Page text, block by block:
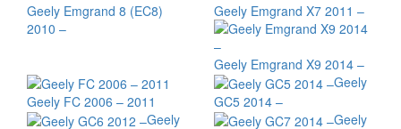
Geely Emgrand 8 (EC8)
2010 –
Geely Emgrand X7 2011 –
Geely Emgrand X9 2014 –
Geely FC 2006 – 2011
Geely
GC5 2014 –
Geely
Geely